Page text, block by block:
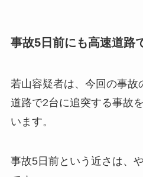
事故5日前にも高速道路
若山容疑者は、今回の事故
道路で2台に追突する事故
います。
事故5日前という近さは、